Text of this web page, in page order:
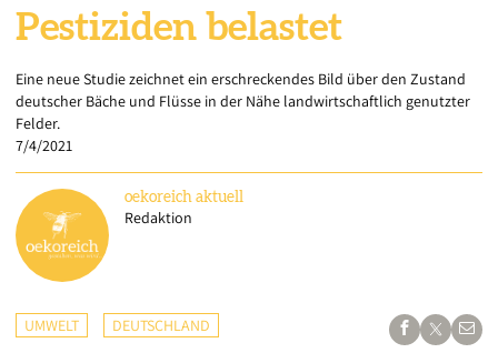
Pestiziden belastet
Eine neue Studie zeichnet ein erschreckendes Bild über den Zustand
deutscher Bäche und Flüsse in der Nähe landwirtschaftlich genutzter
Felder.
7/4/2021
oekoreich aktuell
Redaktion
UMWELT DEUTSCHLAND